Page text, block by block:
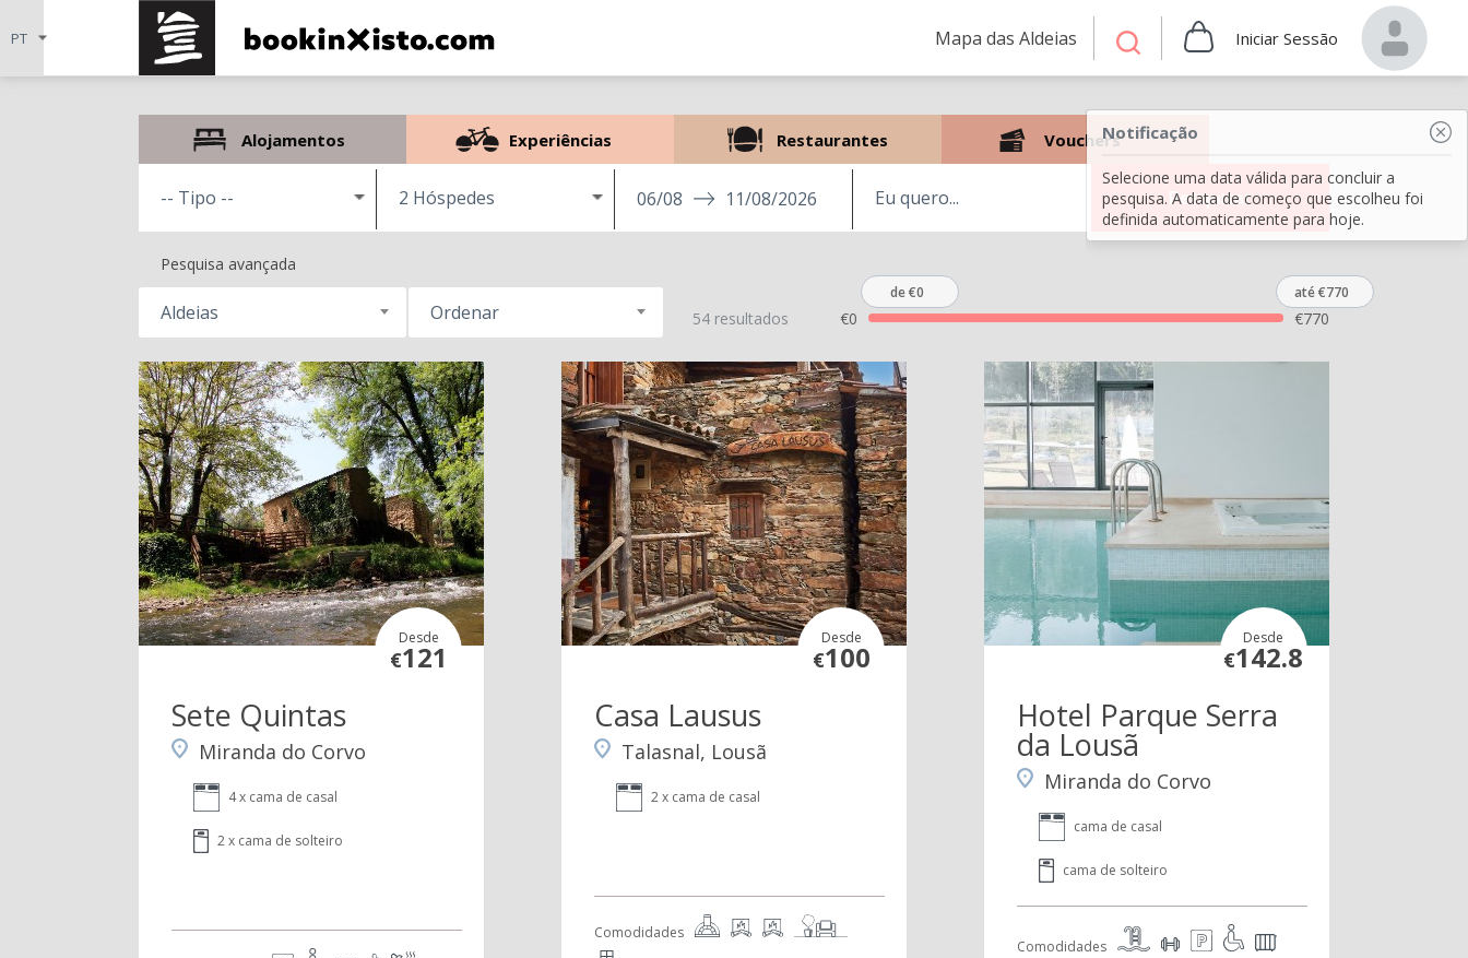
Mapa das Aldeias Iniciar Sessão
Notificação
Selecione uma data válida para concluir a
pesquisa. A data de começo que escolheu foi
definida automaticamente para hoje.
Alojamentos Experiências Restaurantes Vouchers
2 Hóspedes 06/08 11/08/2026 Pesquisar
Pesquisa avançada
Aldeias Ordenar 54 resultados €0
de €0 até €770
€770
Desde
€121
Sete Quintas
Miranda do Corvo
4 x cama de casal
2 x cama de solteiro
Desde
€100
Casa Lausus
Talasnal, Lousã
2 x cama de casal
Comodidades
Desde
€142.8
Hotel Parque Serra
da Lousã
Miranda do Corvo
cama de casal
cama de solteiro
Comodidades